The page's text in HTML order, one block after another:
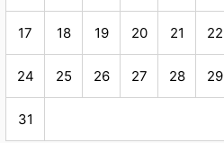
17 18 19 20 21 22
24 25 26 27 28 29
31